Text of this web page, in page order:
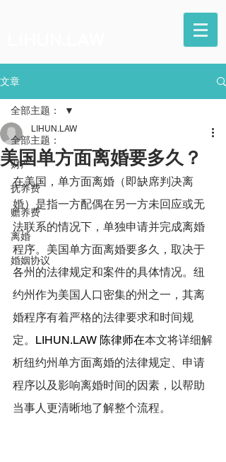
文章
全部主题：
财产
抚养费
赡养费
离婚
婚姻协议
全部主题：
美国单方面离婚要多久？
LIHUN.LAW
在美国，单方面离婚（即缺席判决离
婚）是指一方配偶在另一方未回应或无
法联系的情况下，单独申请并完成离婚
程序。美国单方面离婚要多久，取决于
各州的法律规定和案件的具体情况。纽
约州作为美国人口密集的州之一，其离
婚程序有着严格的法律要求和时间规
定。 LIHUN.LAW 陈律师在本文将详细解
析纽约州单方面离婚的法律规定、申请
程序以及影响离婚时间的因素，以帮助
当事人更清晰地了解整个流程。